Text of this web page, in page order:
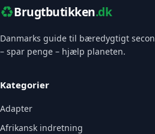
♻️Brugtbutikken.dk
Danmarks guide til bæredygtigt
– spar penge – hjælp planeten.
Kategorier
Adapter
Afrikansk indretning